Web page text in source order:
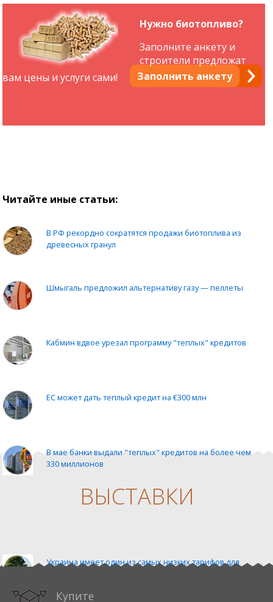
Нужно биотопливо?
Заполнить анкету
Заполните анкету и
строители предложат
вам цены и услуги сами!
Читайте иные статьи:
В РФ рекордно сократятся продажи биотоплива из
древесных гранул
Шмыгаль предложил альтернативу газу — пеллеты
Кабмин вдвое урезал программу "теплых" кредитов
ЕС может дать теплый кредит на €300 млн
В мае банки выдали "теплых" кредитов на более чем
330 миллионов
Венгрия должна достичь углеродно-нейтрального
Украина имеет один из самых низких тарифов для
ВЫСТАВКИ
Купите